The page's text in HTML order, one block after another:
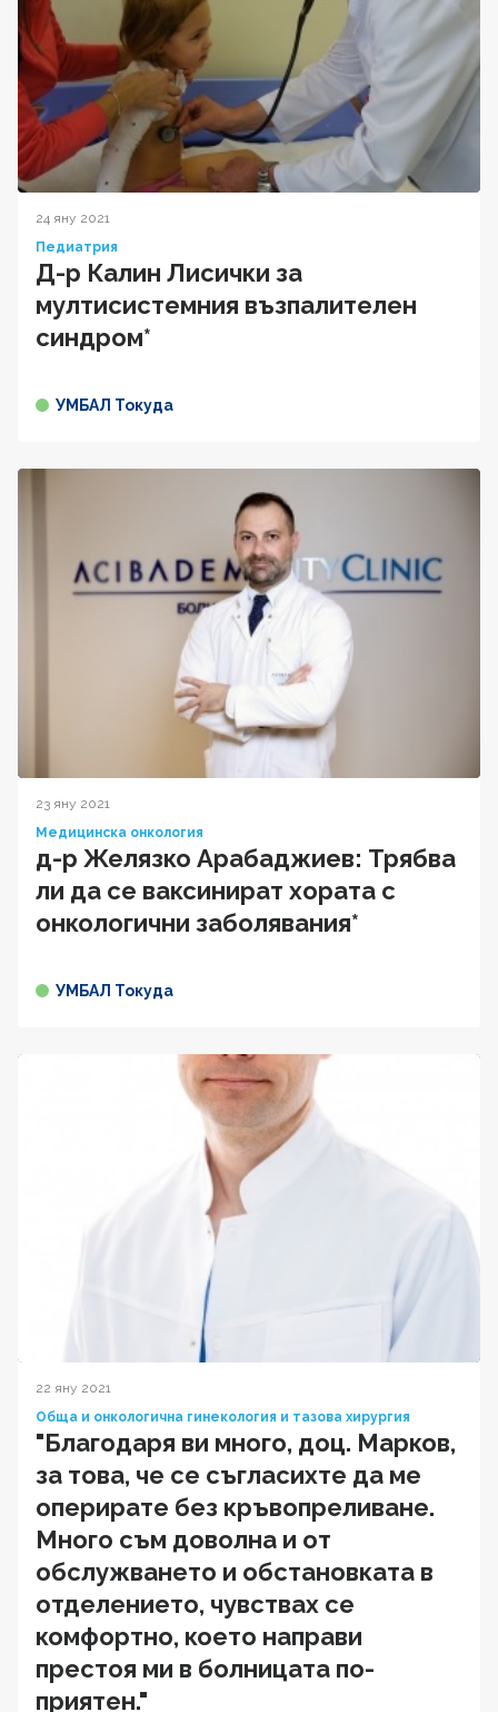
24 яну 2021
Педиатрия
Д-р Калин Лисички за
мултисистемния възпалителен
синдром*
УМБАЛ Токуда
23 яну 2021
Медицинска онкология
д-р Желязко Арабаджиев: Трябва
ли да се ваксинират хората с
онкологични заболявания*
УМБАЛ Токуда
22 яну 2021
Обща и онкологична гинекология и тазова хирургия
"Благодаря ви много, доц. Марков,
за това, че се съгласихте да ме
оперирате без кръвопреливане.
Много съм доволна и от
обслужването и обстановката в
отделението, чувствах се
комфортно, което направи
престоя ми в болницата по-
приятен."